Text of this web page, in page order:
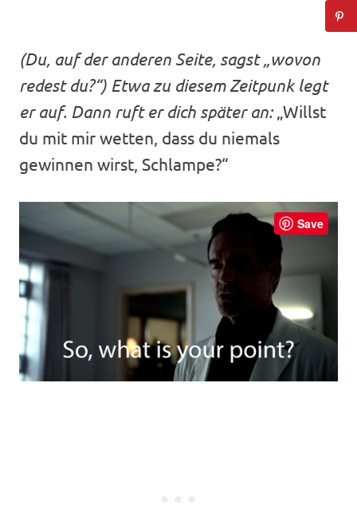
(Du, auf der anderen Seite, sagst „wovon
redest du?“) Etwa zu diesem Zeitpunk legt
er auf. Dann ruft er dich später an:„Willst
du mit mir wetten, dass du niemals
gewinnen wirst, Schlampe?“
Save